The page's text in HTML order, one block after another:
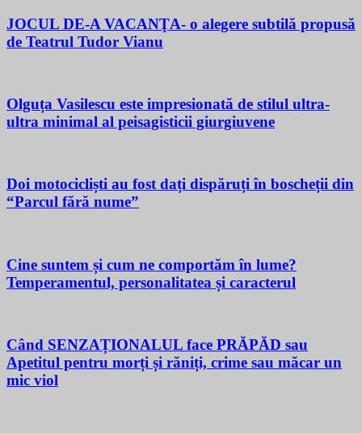
JOCUL DE-A VACANŢA- o alegere subtilă propusă
de Teatrul Tudor Vianu
Olguța Vasilescu este impresionată de stilul ultra-
ultra minimal al peisagisticii giurgiuvene
Doi motocicliști au fost dați dispăruți în boscheții din
“Parcul fără nume”
Cine suntem și cum ne comportăm în lume?
Temperamentul, personalitatea și caracterul
Când SENZAȚIONALUL face PRĂPĂD sau
Apetitul pentru morți și răniți, crime sau măcar un
mic viol